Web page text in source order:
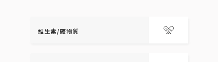
維生素/礦物質